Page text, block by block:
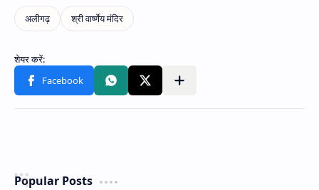
Popular Posts